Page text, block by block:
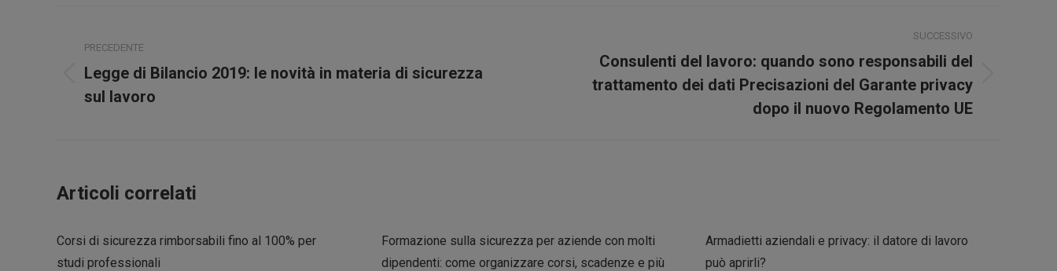
traPRECEDENTE
Post
precedente:
Legge di Bilancio 2019: le novità in materia di sicurezza
sul lavoro
SUCCESSIVO
Prossimo
Consulenti del lavoro: quando sono responsabili del
trattamento dei dati Precisazioni del Garante privacy
dopo il nuovo Regolamento UE
Articoli correlati
Corsi di sicurezza rimborsabili fino al 100% per
studi professionali
Formazione sulla sicurezza per aziende con molti
dipendenti: come organizzare corsi, scadenze e più
Armadietti aziendali e privacy: il datore di lavoro
può aprirli?